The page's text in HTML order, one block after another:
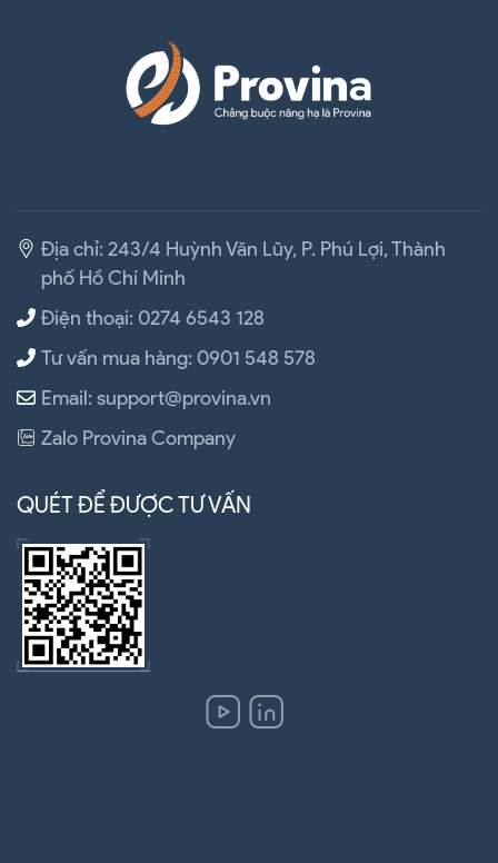
Địa chỉ: 243/4 Huỳnh Văn Lũy, P. Phú Lợi, Thành
phố Hồ Chí Minh
Điện thoại: 0274 6543 128
Tư vấn mua hàng: 0901 548 578
Email: support@provina.vn
Zalo Provina Company
QUÉT ĐỂ ĐƯỢC TƯ VẤN